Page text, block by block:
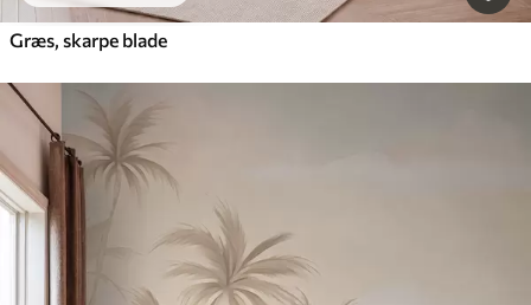
Græs, skarpe blade